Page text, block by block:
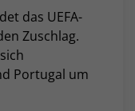
das UEFA-
Zuschlag.
Portugal um